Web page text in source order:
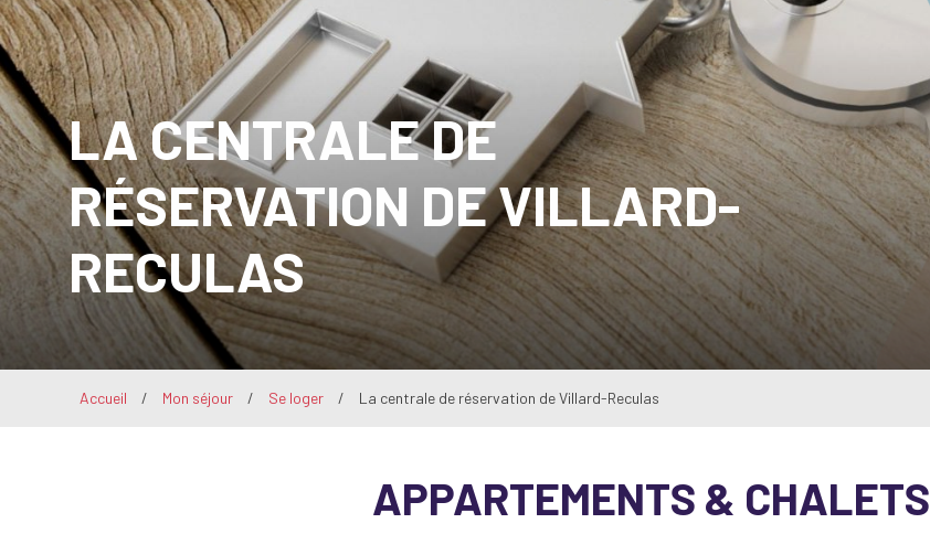
LA CENTRALE DE
RÉSERVATION DE VILLARD-
RECULAS
Accueil / Mon séjour / Se loger / La centrale de réservation de Villard-Reculas
APPARTEMENTS & CHALETS